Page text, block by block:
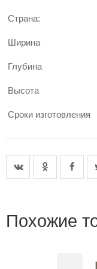
Страна:
Ширина
Глубина
Высота
Сроки изготовления
Похожие